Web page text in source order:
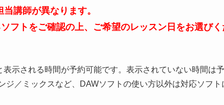
講師が異なります。
フトをご確認の上、ご希望のレッスン日をお選びく
表示される時間が予約可能です。表示されていない時間は
ジ／ミックスなど、DAWソフトの使い方以外は対応ソフ